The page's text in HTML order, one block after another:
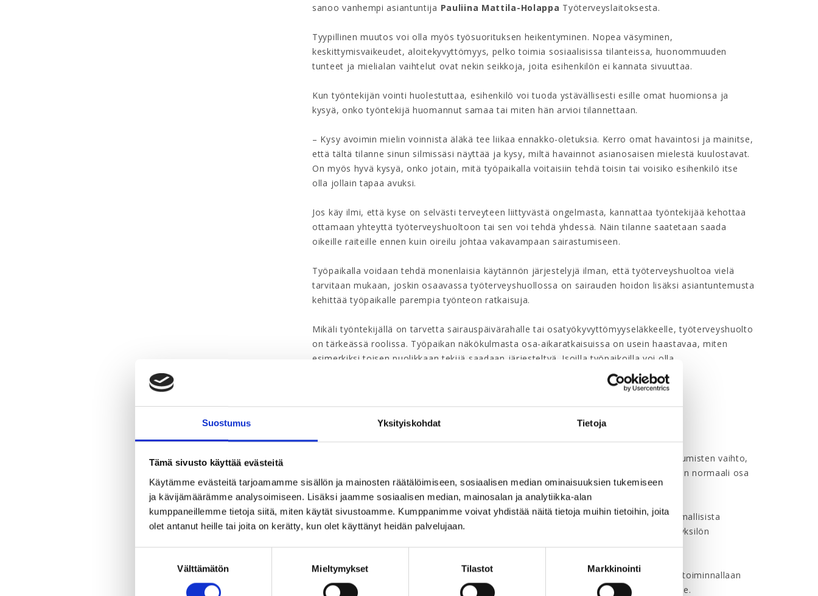
Suostumus Yksityiskohdat Tietoja
Tämä sivusto käyttää evästeitä
Käytämme evästeitä tarjoamamme sisällön ja mainosten räätälöimiseen, sosiaalisen median ominaisuuksien tukemiseen
ja kävijämäärämme analysoimiseen. Lisäksi jaamme sosiaalisen median, mainosalan ja analytiikka-alan
kumppaneillemme tietoja siitä, miten käytät sivustoamme. Kumppanimme voivat yhdistää näitä tietoja muihin tietoihin, joita
olet antanut heille tai joita on kerätty, kun olet käyttänyt heidän palvelujaan.
Välttämätön Mieltymykset Tilastot Markkinointi
sanoo vanhempi asiantuntija Pauliina Mattila-Holappa Työterveyslaitoksesta.
Tyypillinen muutos voi olla myös työsuorituksen heikentyminen. Nopea väsyminen,
keskittymisvaikeudet, aloitekyvyttömyys, pelko toimia sosiaalisissa tilanteissa, huonommuuden
tunteet ja mielialan vaihtelut ovat nekin seikkoja, joita esihenkilön ei kannata sivuuttaa.
Kun työntekijän vointi huolestuttaa, esihenkilö voi tuoda ystävällisesti esille omat huomionsa ja
kysyä, onko työntekijä huomannut samaa tai miten hän arvioi tilannettaan.
– Kysy avoimin mielin voinnista äläkä tee liikaa ennakko-oletuksia. Kerro omat havaintosi ja mainitse,
että tältä tilanne sinun silmissäsi näyttää ja kysy, miltä havainnot asianosaisen mielestä kuulostavat.
On myös hyvä kysyä, onko jotain, mitä työpaikalla voitaisiin tehdä toisin tai voisiko esihenkilö itse
olla jollain tapaa avuksi.
Jos käy ilmi, että kyse on selvästi terveyteen liittyvästä ongelmasta, kannattaa työntekijää kehottaa
ottamaan yhteyttä työterveyshuoltoon tai sen voi tehdä yhdessä. Näin tilanne saatetaan saada
oikeille raiteille ennen kuin oireilu johtaa vakavampaan sairastumiseen.
Työpaikalla voidaan tehdä monenlaisia käytännön järjestelyjä ilman, että työterveyshuoltoa vielä
tarvitaan mukaan, joskin osaavassa työterveyshuollossa on sairauden hoidon lisäksi asiantuntemusta
kehittää työpaikalle parempia työnteon ratkaisuja.
Mikäli työntekijällä on tarvetta sairauspäivärahalle tai osatyökyvyttömyyseläkkeelle, työterveyshuolto
on tärkeässä roolissa. Työpaikan näkökulmasta osa-aikaratkaisuissa on usein haastavaa, miten
esimerkiksi toisen puolikkaan tekijä saadaan järjesteltyä. Isoilla työpaikoilla voi olla
työkykykoordinaattori, joka hoitaa esihenkilöiden apuna näitä ratkaisuja.
Miten tukea työssä jaksamista?
Mattila-Holappa kannustaa luomaan työpaikalle keskustelevaa kulttuuria. Silloin kuulumisten vaihto,
voinnista jutteleminen sekä työssä innostavista asioista tai epäkohdista puhuminen on normaali osa
organisaation kulttuuria.
– Puhumisesta syntyy kokemus kuulluksi tulemisesta. Samalla mahdollistetaan ongelmallisista
asioista puhuminen ajoissa. Keskustelun kautta on mahdollista huomata, onko kyse yksilön
tilanteesta vai koskeeko jokin epäkohta laajempaa ryhmää.
Työpaikalla jokainen – oli sitten asiantuntijaroolissa, esihenkilönä tai johtajana – voi toiminnallaan
vaalia mielenterveyttä. Mattila-Holappa kehottaa osoittamaan arvostusta työtovereille.